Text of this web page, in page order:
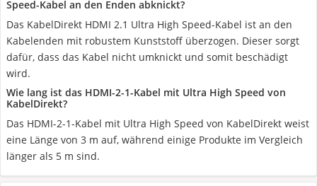
Speed-Kabel an den Enden abknickt?
Das KabelDirekt HDMI 2.1 Ultra High Speed-Kabel ist an den
Kabelenden mit robustem Kunststoff überzogen. Dieser sorgt
dafür, dass das Kabel nicht umknickt und somit beschädigt
wird.
Wie lang ist das HDMI-2-1-Kabel mit Ultra High Speed von
KabelDirekt?
Das HDMI-2-1-Kabel mit Ultra High Speed von KabelDirekt weist
eine Länge von 3 m auf, während einige Produkte im Vergleich
länger als 5 m sind.